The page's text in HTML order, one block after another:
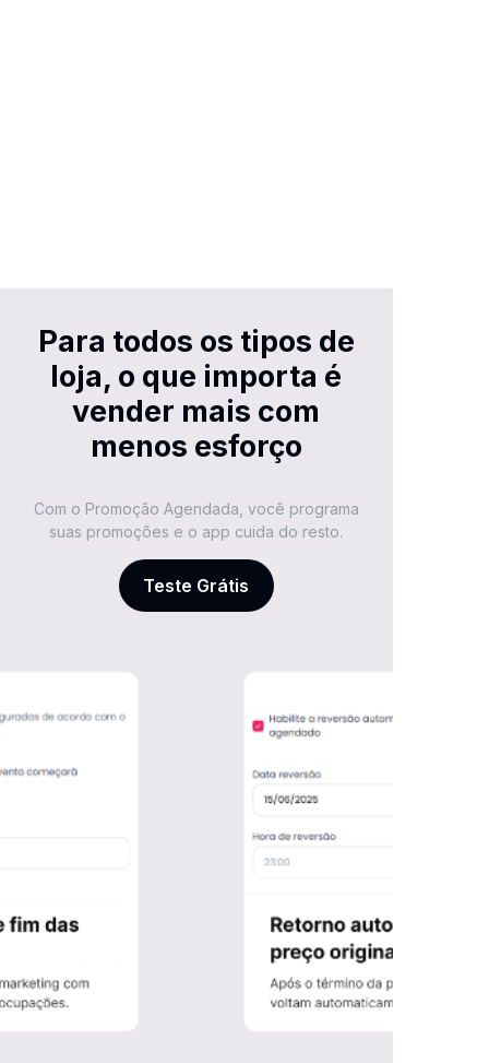
Teste Grátis
Com o Promoção Agendada, você programa
suas promoções e o app cuida do resto.
Para todos os tipos de
loja, o que importa é
vender mais com
menos esforço